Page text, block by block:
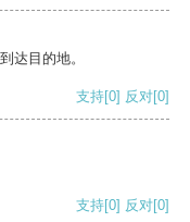
达目的地。
支持[0] 反对[0]
支持[0] 反对[0]